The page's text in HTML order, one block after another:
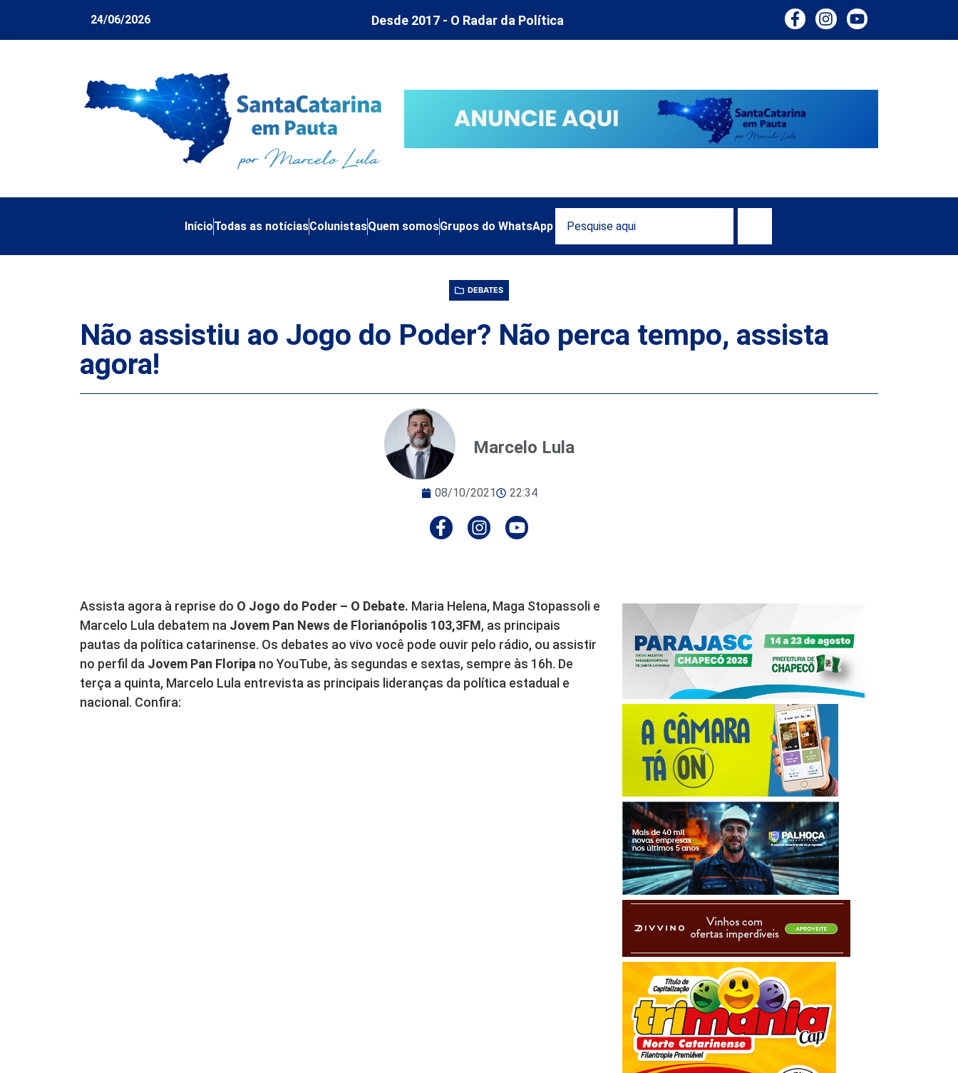
24/06/2026 Desde 2017 - O Radar da Política
InícioTodas as notíciasColunistasQuem somosGrupos do WhatsApp
DEBATES
Não assistiu ao Jogo do Poder? Não perca tempo, assista
agora!
Marcelo Lula
08/10/2021 22:34
Assista agora à reprise do O Jogo do Poder – O Debate. Maria Helena, Maga Stopassoli e
Marcelo Lula debatem na Jovem Pan News de Florianópolis 103,3FM, as principais
pautas da política catarinense. Os debates ao vivo você pode ouvir pelo rádio, ou assistir
no perfil da Jovem Pan Floripa no YouTube, às segundas e sextas, sempre às 16h. De
terça a quinta, Marcelo Lula entrevista as principais lideranças da política estadual e
nacional. Confira: